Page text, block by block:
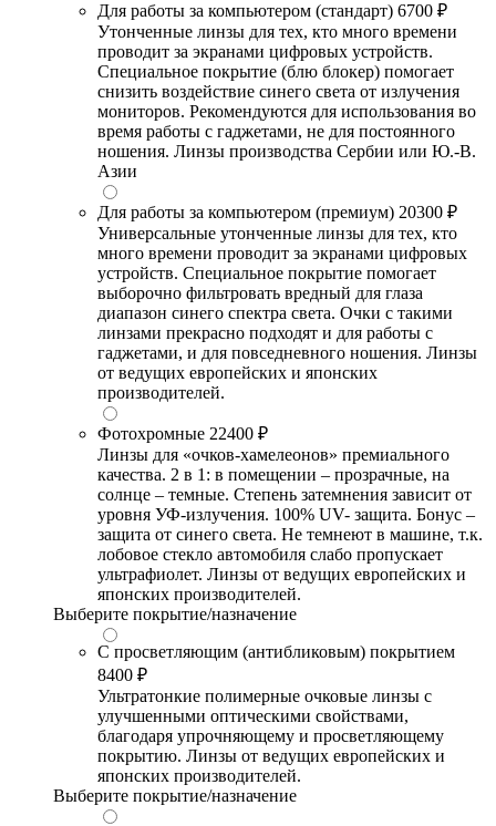
Для работы за компьютером (стандарт) 6700 ₽
Утонченные линзы для тех, кто много времени
проводит за экранами цифровых устройств.
Специальное покрытие (блю блокер) помогает
снизить воздействие синего света от излучения
мониторов. Рекомендуются для использования во
время работы с гаджетами, не для постоянного
ношения. Линзы производства Сербии или Ю.-В.
Азии
Для работы за компьютером (премиум) 20300 ₽
Универсальные утонченные линзы для тех, кто
много времени проводит за экранами цифровых
устройств. Специальное покрытие помогает
выборочно фильтровать вредный для глаза
диапазон синего спектра света. Очки с такими
линзами прекрасно подходят и для работы с
гаджетами, и для повседневного ношения. Линзы
от ведущих европейских и японских
производителей.
Фотохромные 22400 ₽
Линзы для «очков-хамелеонов» премиального
качества. 2 в 1: в помещении – прозрачные, на
солнце – темные. Степень затемнения зависит от
уровня УФ-излучения. 100% UV- защита. Бонус –
защита от синего света. Не темнеют в машине, т.к.
лобовое стекло автомобиля слабо пропускает
ультрафиолет. Линзы от ведущих европейских и
японских производителей.
Выберите покрытие/назначение
С просветляющим (антибликовым) покрытием
8400 ₽
Ультратонкие полимерные очковые линзы с
улучшенными оптическими свойствами,
благодаря упрочняющему и просветляющему
покрытию. Линзы от ведущих европейских и
японских производителей.
Выберите покрытие/назначение